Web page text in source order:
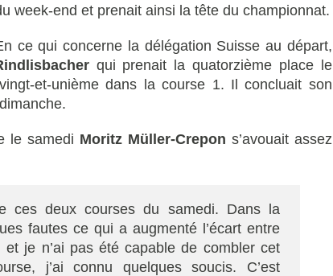
week-end et prenait ainsi la tête du championnat.
ce qui concerne la délégation Suisse au départ,
qui prenait la quatorzième place le
et-unième dans la course 1. Il concluait son
le samedi Moritz Müller-Crepon s’avouait assez
ces deux courses du samedi. Dans la
fautes ce qui a augmenté l’écart entre
je n’ai pas été capable de combler cet
j’ai connu quelques soucis. C’est